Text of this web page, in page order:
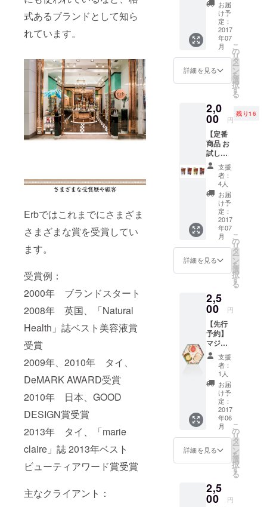
式あるブランドとして知ら
れています。
Erbではこれまでにさまざま
さまざまな賞を受賞してい
ます。
受賞例：
2000年 ブランドスタート
2008年 英国、「Natural
Health」誌ベスト美容液賞
受賞
2009年、2010年 タイ、
DeMARK AWARD受賞
2010年 日本、GOOD
DESIGN賞受賞
2013年 タイ、「marie
claire」誌 2013年ベスト
ビューティアワード賞受賞
主なクライアント：
ム 50g
(定価
2,808
お届
け予
定：
2017
年07
月
詳細を見る
こ
の
リ
タ
ー
ン
を
選
択
す
る
2,0
00 円
残り16
【定番
商品 お
試し価
格】 定
番アロ
マハン
ドク
リーム
各種 ・
Eastern
Treat ・
Lavend
er Lush
・Spice
& Shine
・
Fabulou
s (定価
3,240
円) *後
ほどご
希望の
商品を
選んで
頂きま
す。
支援
者：
4人
お届
け予
定：
2017
年07
月
詳細を見る
こ
の
リ
タ
ー
ン
を
選
択
す
る
2,5
00 円
【先行
予約】
マジッ
クガー
デン
バー
ソープ
セット
(定価
2,916
支援
者：
1人
お届
け予
定：
2017
年06
月
詳細を見る
こ
の
リ
タ
ー
ン
を
選
択
す
る
2,5
00 円